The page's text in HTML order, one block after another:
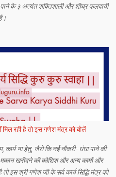
के ३ अत्यंत शक्तिशाली और शीघ्र फलदायी
रही है तो इस गणेश मंत्र को बोलें
कार्य या हेतु, जैसे कि नई नौकरी-धंधा पाने की
खरीदने की कोशिश और अन्य कामों और
इस श्री गणेश जी के सर्व कार्य सिद्धि मंत्र को